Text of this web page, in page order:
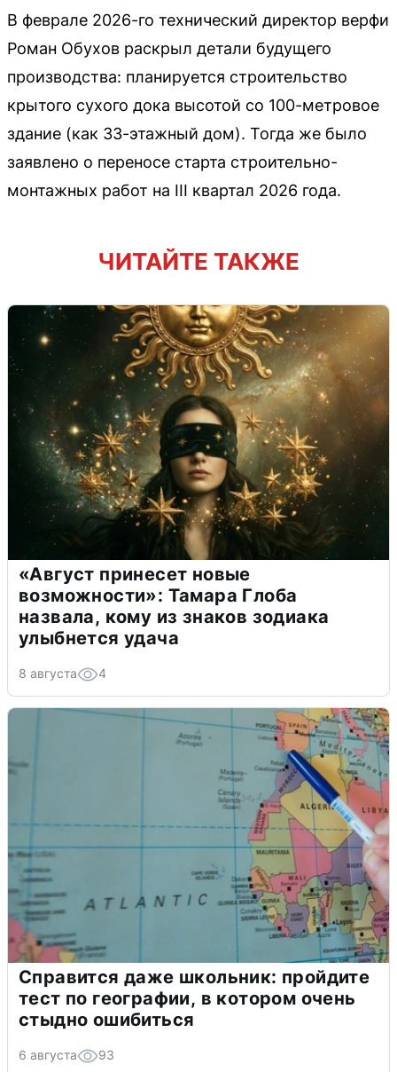
В феврале 2026-го технический директор верфи
Роман Обухов раскрыл детали будущего
производства: планируется строительство
крытого сухого дока высотой со 100-метровое
здание (как 33-этажный дом). Тогда же было
заявлено о переносе старта строительно-
монтажных работ на III квартал 2026 года.
ЧИТАЙТЕ ТАКЖЕ
«Август принесет новые
возможности»: Тамара Глоба
назвала, кому из знаков зодиака
улыбнется удача
8 августа 4
Справится даже школьник: пройдите
тест по географии, в котором очень
стыдно ошибиться
6 августа 93